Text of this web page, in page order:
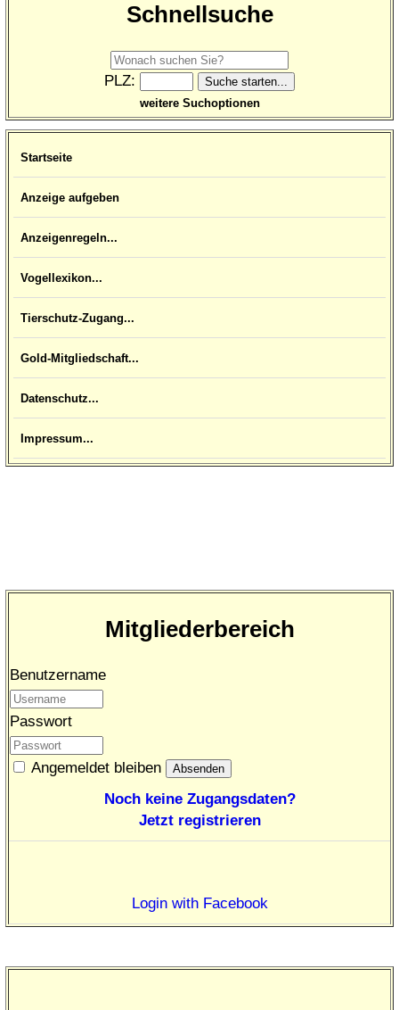
Schnellsuche
PLZ:
weitere Suchoptionen
Startseite
Anzeige aufgeben
Anzeigenregeln...
Vogellexikon...
Tierschutz-Zugang...
Gold-Mitgliedschaft...
Datenschutz...
Impressum...
Mitgliederbereich
Benutzername
Passwort
Angemeldet bleiben
Noch keine Zugangsdaten?
Jetzt registrieren
Login with Facebook